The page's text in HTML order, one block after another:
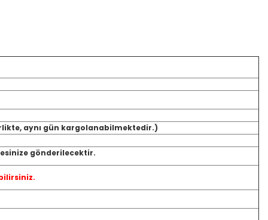
aynı gün kargolanabilmektedir.)
gönderilecektir.